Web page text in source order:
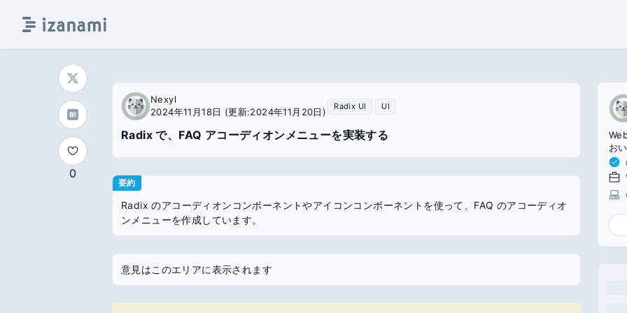
0
Nexyl
2024年11月18日 (更新:2024年11月20日) Radix UI UI
Radix で、FAQ アコーディオンメニューを実装する
要約
Radix のアコーディオンコンポーネントやアイコンコンポーネントを使って、FAQ のアコーディオ
ンメニューを作成しています。
意見はこのエリアに表示されます
お